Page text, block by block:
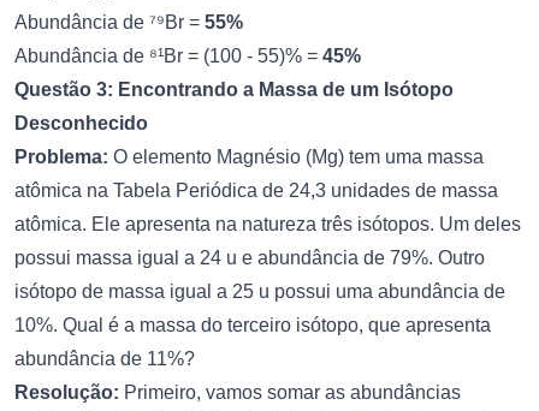
Abundância de ⁷⁹Br = 55%
Abundância de ⁸¹Br = (100 - 55)% = 45%
Questão 3: Encontrando a Massa de um Isótopo
Desconhecido
Problema: O elemento Magnésio (Mg) tem uma massa
atômica na Tabela Periódica de 24,3 unidades de massa
atômica. Ele apresenta na natureza três isótopos. Um deles
possui massa igual a 24 u e abundância de 79%. Outro
isótopo de massa igual a 25 u possui uma abundância de
10%. Qual é a massa do terceiro isótopo, que apresenta
abundância de 11%?
Resolução: Primeiro, vamos somar as abundâncias